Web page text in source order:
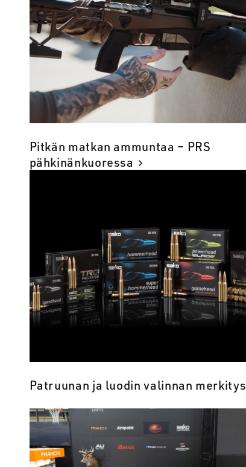
Pitkän matkan ammuntaa – PRS
pähkinänkuoressa
Patruunan ja luodin valinnan merkitys